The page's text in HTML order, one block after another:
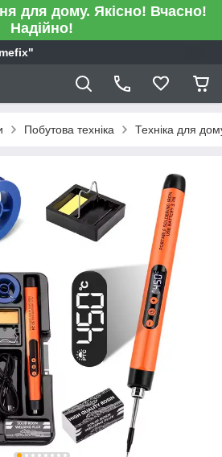
для дому. Якісно! Вчасно!
Надійно!
Побутова техніка Техніка для